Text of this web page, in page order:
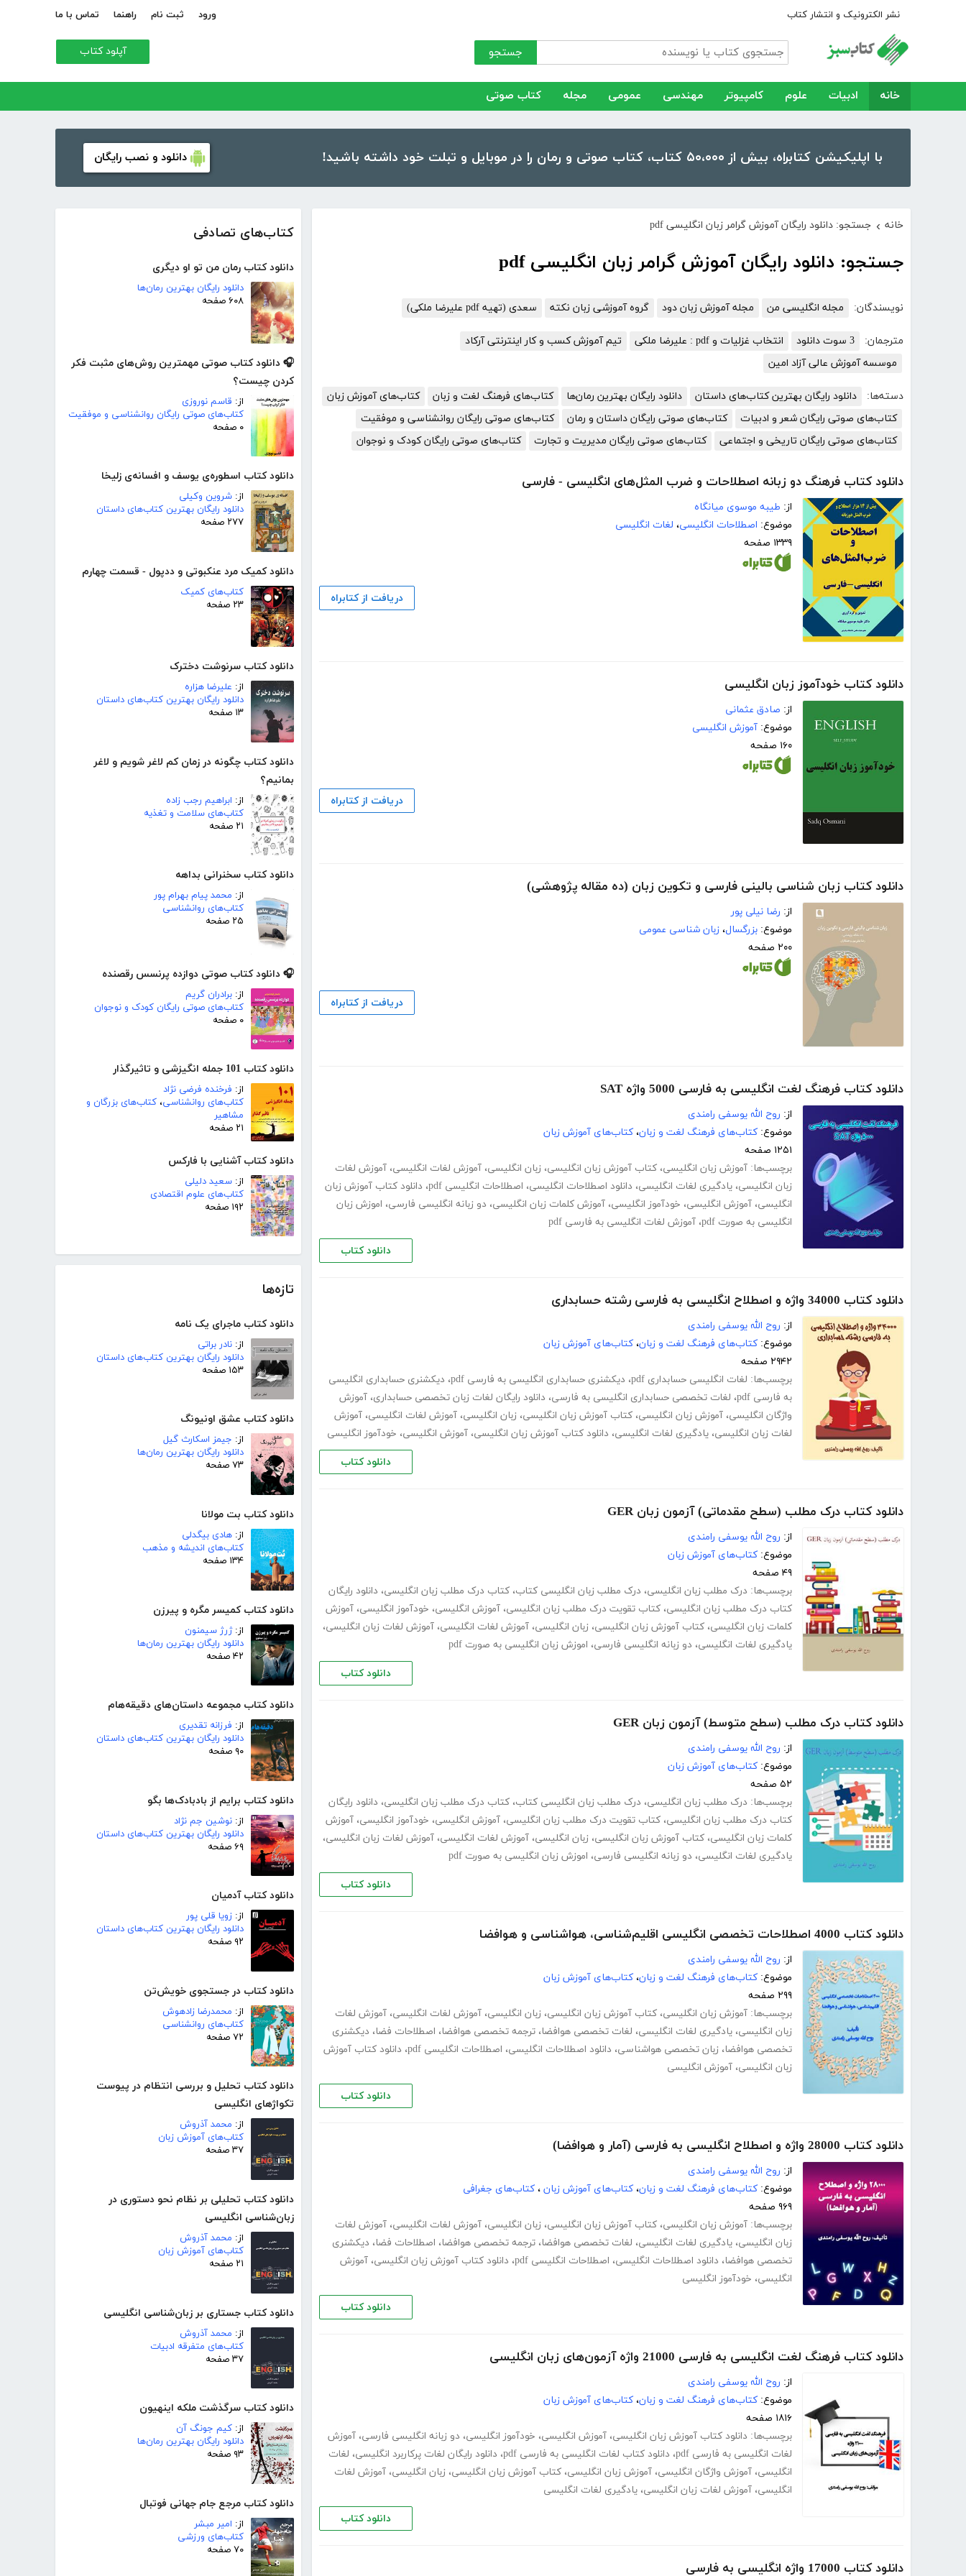
نشر الکترونیک و انتشار کتاب ورود ثبت نام راهنما تماس با ما
جستجو آپلود کتاب
خانه ادبیات علوم کامپیوتر مهندسی عمومی مجله کتاب صوتی
با اپلیکیشن کتابراه، بیش از ۵۰،۰۰۰ کتاب، کتاب صوتی و رمان را در موبایل و تبلت خود داشته باشید! دانلود و نصب رایگان
کتاب‌های تصادفی
دانلود کتاب رمان من تو او دیگری
دانلود رایگان بهترین رمان‌ها
۶۰۸ صفحه
🎧 دانلود کتاب صوتی مهمترین روش‌های مثبت فکر
کردن چیست؟
از: قاسم نوروزی
کتاب‌های صوتی رایگان روانشناسی و موفقیت
۰ صفحه
دانلود کتاب اسطوره‌ی یوسف و افسانه‌ی زلیخا
از: شروین وکیلی
دانلود رایگان بهترین کتاب‌های داستان
۲۷۷ صفحه
دانلود کمیک مرد عنکبوتی و ددپول - قسمت چهارم
کتاب‌های کمیک
۲۳ صفحه
دانلود کتاب سرنوشت دخترک
از: علیرضا هزاره
دانلود رایگان بهترین کتاب‌های داستان
۱۳ صفحه
دانلود کتاب چگونه در زمان کم لاغر شویم و لاغر
بمانیم؟
از: ابراهیم رجب زاده
کتاب‌های سلامت و تغذیه
۲۱ صفحه
دانلود کتاب سخنرانی بداهه
از: محمد پیام بهرام پور
کتاب‌های روانشناسی
۲۵ صفحه
🎧 دانلود کتاب صوتی دوازده پرنسس رقصنده
از: برادران گریم
کتاب‌های صوتی رایگان کودک و نوجوان
۰ صفحه
دانلود کتاب 101 جمله انگیزشی و تاثیرگذار
از: فرخنده فرضی نژاد
کتاب‌های روانشناسی، کتاب‌های بزرگان و
مشاهیر
۲۱ صفحه
دانلود کتاب آشنایی با فارکس
از: سعید دلیلی
کتاب‌های علوم اقتصادی
۱۹۲ صفحه
تازه‌ها
دانلود کتاب ماجرای یک نامه
از: نادر براتی
دانلود رایگان بهترین کتاب‌های داستان
۱۵۳ صفحه
دانلود کتاب عشق اونیونگ
از: جیمز اسکارث گیل
دانلود رایگان بهترین رمان‌ها
۷۳ صفحه
دانلود کتاب بت مولانا
از: هادی بیگدلی
کتاب‌های اندیشه و مذهب
۱۳۴ صفحه
دانلود کتاب کمیسر مگره و پیرزن
از:ژرژ سیمنون
دانلود رایگان بهترین رمان‌ها
۴۲ صفحه
دانلود کتاب مجموعه داستان‌های دقیقه‌هام
از: فرزانه تقدیری
دانلود رایگان بهترین کتاب‌های داستان
۹۰ صفحه
دانلود کتاب برایم از بادبادک‌ها بگو
از: نوشین جم نژاد
دانلود رایگان بهترین کتاب‌های داستان
۶۹ صفحه
دانلود کتاب آدمیان
از: زویا قلی پور
دانلود رایگان بهترین کتاب‌های داستان
۹۲ صفحه
دانلود کتاب در جستجوی خویش‌تن
از: محمدرضا زادهوش
کتاب‌های روانشناسی
۷۲ صفحه
دانلود کتاب تحلیل و بررسی انتظام در پیوست
تکواژهای انگلیسی
از: محمد آذروش
کتاب‌های آموزش زبان
۳۷ صفحه
دانلود کتاب تحلیلی بر نظام نحو دستوری در
زبان‌شناسی انگلیسی
از: محمد آذروش
کتاب‌های آموزش زبان
۲۱ صفحه
دانلود کتاب جستاری بر زبان‌شناسی انگلیسی
از: محمد آذروش
کتاب‌های متفرقه ادبیات
۳۷ صفحه
دانلود کتاب سرگذشت ملکه اینهیون
از: کیم جونگ آن
دانلود رایگان بهترین رمان‌ها
۹۳ صفحه
دانلود کتاب مرجع جام جهانی فوتبال
از: امیر مبشر
کتاب‌های ورزشی
۷۰ صفحه
خانه › جستجو: دانلود رایگان آموزش گرامر زبان انگلیسی pdf
جستجو: دانلود رایگان آموزش گرامر زبان انگلیسی pdf
نویسندگان: مجله انگلیسی من مجله آموزش زبان دود گروه آموزشی زبان نکته سعدی (تهیه pdf علیرضا ملکی)
مترجمان: 3 سوت دانلود انتخاب غزلیات و pdf : علیرضا ملکی
تیم آموزش کسب و کار اینترنتی آرکاد
موسسه آموزش عالی آزاد امین
دسته‌ها: دانلود رایگان بهترین کتاب‌های داستان دانلود رایگان بهترین رمان‌ها کتاب‌های فرهنگ لغت و زبان
کتاب‌های آموزش زبان
کتاب‌های صوتی رایگان شعر و ادبیات
کتاب‌های صوتی رایگان داستان و رمان
کتاب‌های صوتی رایگان روانشناسی و موفقیت
کتاب‌های صوتی رایگان تاریخی و اجتماعی
کتاب‌های صوتی رایگان مدیریت و تجارت کتاب‌های صوتی رایگان کودک و نوجوان
دانلود کتاب فرهنگ دو زبانه اصطلاحات و ضرب المثل‌های انگلیسی - فارسی
از: طیبه موسوی میانگاه
موضوع: اصطلاحات انگلیسی، لغات انگلیسی
۱۳۳۹ صفحه
دریافت از کتابراه
دانلود کتاب خودآموز زبان انگلیسی
از: صادق عثمانی
موضوع: آموزش انگلیسی
۱۶۰ صفحه
دریافت از کتابراه
دانلود کتاب زبان شناسی بالینی فارسی و تکوین زبان (ده مقاله پژوهشی)
از: رضا نیلی پور
موضوع: بزرگسال، زبان شناسی عمومی
۲۰۰ صفحه
دریافت از کتابراه
دانلود کتاب فرهنگ لغت انگلیسی به فارسی 5000 واژه SAT
از: روح الله یوسفی رامندی
موضوع: کتاب‌های فرهنگ لغت و زبان، کتاب‌های آموزش زبان
۱۲۵۱ صفحه
برچسب‌ها: آموزش زبان انگلیسی، کتاب آموزش زبان انگلیسی، زبان انگلیسی، آموزش لغات انگلیسی، آموزش لغات
زبان انگلیسی، یادگیری لغات انگلیسی، دانلود اصطلاحات انگلیسی، اصطلاحات انگلیسی pdf ، دانلود کتاب آموزش زبان
انگلیسی، آموزش انگلیسی، خودآموز انگلیسی، آموزش کلمات زبان انگلیسی، دو زبانه انگلیسی فارسی، اموزش زبان
انگلیسی به صورت pdf
، آموزش لغات انگلیسی به فارسی pdf
دانلود کتاب
دانلود کتاب 34000 واژه و اصطلاح انگلیسی به فارسی رشته حسابداری
از: روح الله یوسفی رامندی
موضوع: کتاب‌های فرهنگ لغت و زبان، کتاب‌های آموزش زبان
۲۹۴۲ صفحه
برچسب‌ها: لغات انگلیسی حسابداری pdf ، دیکشنری حسابداری انگلیسی به فارسی pdf ، دیکشنری حسابداری انگلیسی
به فارسی pdf
، لغات تخصصی حسابداری انگلیسی به فارسی، دانلود رایگان لغات زبان تخصصی حسابداری، آموزش
واژگان انگلیسی، آموزش زبان انگلیسی، کتاب آموزش زبان انگلیسی، زبان انگلیسی، آموزش لغات انگلیسی، آموزش
لغات زبان انگلیسی، یادگیری لغات انگلیسی، دانلود کتاب آموزش زبان انگلیسی، آموزش انگلیسی، خودآموز انگلیسی
دانلود کتاب
دانلود کتاب درک مطلب (سطح مقدماتی) آزمون زبان GER
از: روح الله یوسفی رامندی
موضوع: کتاب‌های آموزش زبان
۴۹ صفحه
برچسب‌ها: درک مطلب زبان انگلیسی، درک مطلب زبان انگلیسی کتاب، کتاب درک مطلب زبان انگلیسی، دانلود رایگان
کتاب درک مطلب زبان انگلیسی، کتاب تقویت درک مطلب زبان انگلیسی، آموزش انگلیسی، خودآموز انگلیسی، آموزش
کلمات زبان انگلیسی، کتاب آموزش زبان انگلیسی، زبان انگلیسی، آموزش لغات انگلیسی، آموزش لغات زبان انگلیسی،
یادگیری لغات انگلیسی، دو زبانه انگلیسی فارسی، اموزش زبان انگلیسی به صورت pdf
دانلود کتاب
دانلود کتاب درک مطلب (سطح متوسط) آزمون زبان GER
از: روح الله یوسفی رامندی
موضوع: کتاب‌های آموزش زبان
۵۲ صفحه
برچسب‌ها: درک مطلب زبان انگلیسی، درک مطلب زبان انگلیسی کتاب، کتاب درک مطلب زبان انگلیسی، دانلود رایگان
کتاب درک مطلب زبان انگلیسی، کتاب تقویت درک مطلب زبان انگلیسی، آموزش انگلیسی، خودآموز انگلیسی، آموزش
کلمات زبان انگلیسی، کتاب آموزش زبان انگلیسی، زبان انگلیسی، آموزش لغات انگلیسی، آموزش لغات زبان انگلیسی،
یادگیری لغات انگلیسی، دو زبانه انگلیسی فارسی، اموزش زبان انگلیسی به صورت pdf
دانلود کتاب
دانلود کتاب 4000 اصطلاحات تخصصی انگلیسی اقلیم‌شناسی، هواشناسی و هوافضا
از: روح الله یوسفی رامندی
موضوع: کتاب‌های فرهنگ لغت و زبان، کتاب‌های آموزش زبان
۲۹۹ صفحه
برچسب‌ها: آموزش زبان انگلیسی، کتاب آموزش زبان انگلیسی، زبان انگلیسی، آموزش لغات انگلیسی، آموزش لغات
زبان انگلیسی، یادگیری لغات انگلیسی، لغات تخصصی هوافضا، ترجمه تخصصی هوافضا، اصطلاحات فضا، دیکشنری
تخصصی هوافضا، زبان تخصصی هواشناسی، دانلود اصطلاحات انگلیسی، اصطلاحات انگلیسی pdf ، دانلود کتاب آموزش
زبان انگلیسی، آموزش انگلیسی
دانلود کتاب
دانلود کتاب 28000 واژه و اصطلاح انگلیسی به فارسی (آمار و هوافضا)
از: روح الله یوسفی رامندی
موضوع: کتاب‌های فرهنگ لغت و زبان، کتاب‌های آموزش زبان ، کتاب‌های جغرافی
۹۶۹ صفحه
برچسب‌ها: آموزش زبان انگلیسی، کتاب آموزش زبان انگلیسی، زبان انگلیسی، آموزش لغات انگلیسی، آموزش لغات
زبان انگلیسی، یادگیری لغات انگلیسی، لغات تخصصی هوافضا، ترجمه تخصصی هوافضا، اصطلاحات فضا، دیکشنری
تخصصی هوافضا، دانلود اصطلاحات انگلیسی، اصطلاحات انگلیسی pdf ، دانلود کتاب آموزش زبان انگلیسی، آموزش
انگلیسی، خودآموز انگلیسی
دانلود کتاب
دانلود کتاب فرهنگ لغت انگلیسی به فارسی 21000 واژه آزمون‌های زبان انگلیسی
از: روح الله یوسفی رامندی
موضوع: کتاب‌های فرهنگ لغت و زبان، کتاب‌های آموزش زبان
۱۸۱۶ صفحه
برچسب‌ها: دانلود کتاب آموزش زبان انگلیسی، آموزش انگلیسی، خودآموز انگلیسی، دو زبانه انگلیسی فارسی، آموزش
لغات انگلیسی به فارسی pdf
، دانلود کتاب لغات انگلیسی به فارسی pdf ، دانلود رایگان لغات پرکاربرد انگلیسی، لغات
انگلیسی، آموزش واژگان انگلیسی، آموزش زبان انگلیسی، کتاب آموزش زبان انگلیسی، زبان انگلیسی، آموزش لغات
انگلیسی، آموزش لغات زبان انگلیسی، یادگیری لغات انگلیسی
دانلود کتاب
دانلود کتاب 17000 واژه انگلیسی به فارسی